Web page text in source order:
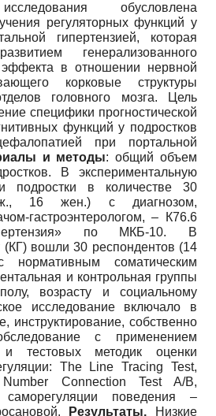
обусловлена
регуляторных функций у
гипертензией, которая
генерализованного
эффекта в отношении нервной
корковые структуры
головного мозга. Цель
специфики прогностической
функций у подростков
при портальной
и методы: общий объем
В экспериментальную
подростки в количестве 30
16 жен.) с диагнозом,
гастроэнтерологом, – К76.6
по МКБ-10. В
(КГ) вошли 30 респондентов (14
соматическим
и контрольная группы
возрасту и социальному
исследование включало в
инструктирование, собственно
с применением
и тестовых методик оценки
The Line Tracing Test,
Connection Test A/B,
поведения –
Результаты. Низкие